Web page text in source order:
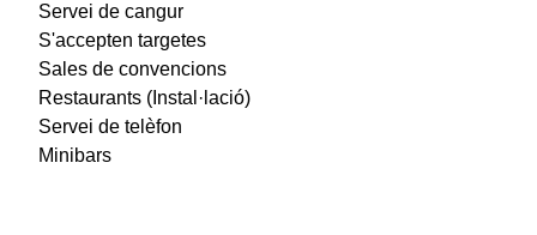
Servei de cangur
S'accepten targetes
Sales de convencions
Restaurants (Instal·lació)
Servei de telèfon
Minibars